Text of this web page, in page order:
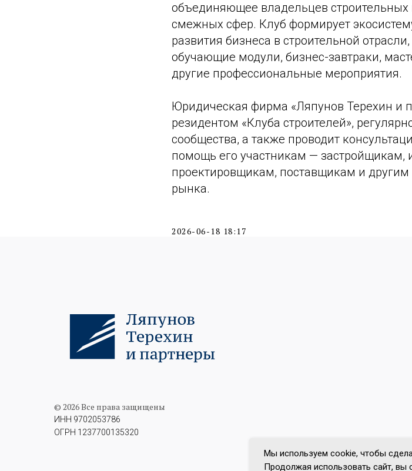
Мы используем cookie, чтобы
Продолжая использовать сайт, вы
объединяющее владельцев
смежных сфер. Клуб формирует
развития бизнеса в строительной
обучающие модули, бизнес-завтраки,
другие профессиональные мероприятия.
Юридическая фирма «Ляпунов Терехин и
резидентом «Клуба строителей»,
сообщества, а также проводит
помощь его участникам — застройщикам,
проектировщикам, поставщикам и другим
рынка.
2026-06-18 18:17
© 2026 Все права защищены
ИНН 9702053786
ОГРН 1237700135320